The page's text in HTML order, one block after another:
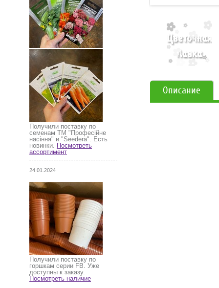
Получили поставку по
семенам ТМ "Професійне
насіння" и "Seedera". Есть
новинки. Посмотреть
ассортимент
24.01.2024
Получили поставку по
горшкам серии FB. Уже
доступны к заказу.
Посмотреть наличие
Описание